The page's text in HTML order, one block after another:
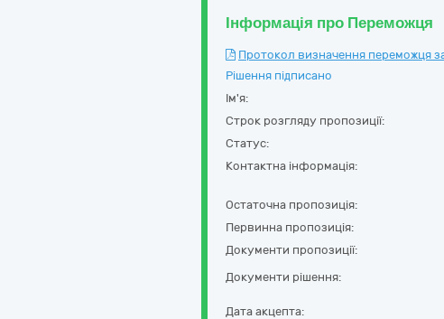
Інформація про Переможця
Протокол визначення переможця
Рішення підписано
Ім'я:
Строк розгляду пропозиції:
Статус:
Контактна інформація:
Остаточна пропозиція:
Первинна пропозиція:
Документи пропозиції:
Документи рішення:
Дата акцепта: